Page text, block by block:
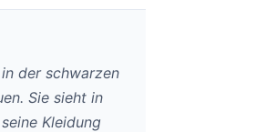
der schwarzen
Sie sieht in
Kleidung